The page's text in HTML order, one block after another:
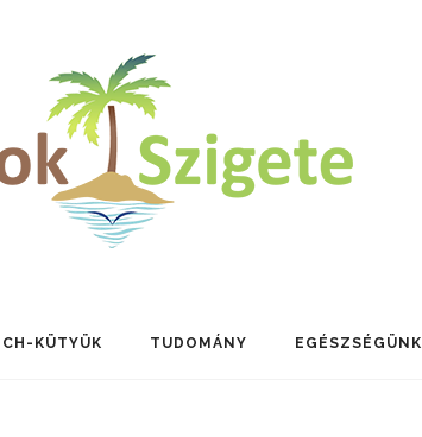
KÜTYÜK TUDOMÁNY EGÉSZSÉGÜNK